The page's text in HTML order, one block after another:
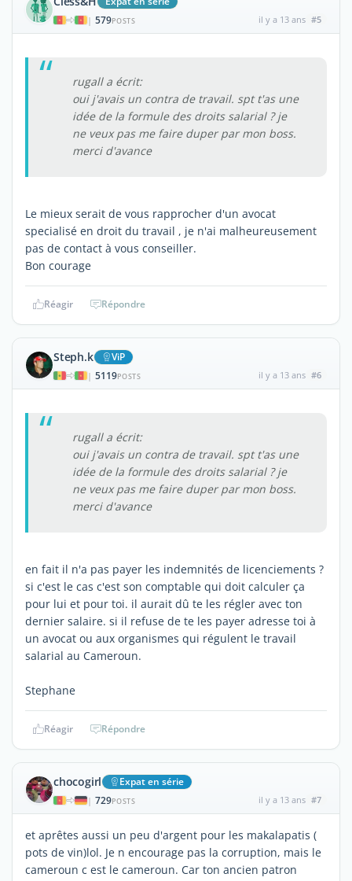
| 579POSTS il y a 13 ans #5
rugall a écrit:
oui j'avais un contra de travail. spt t'as une
idée de la formule des droits salarial ? je
ne veux pas me faire duper par mon boss.
merci d'avance
Le mieux serait de vous rapprocher d'un avocat
specialisé en droit du travail , je n'ai malheureusement
pas de contact à vous conseiller.
Bon courage
Réagir Répondre
Steph.k ViP
| 5119POSTS il y a 13 ans #6
rugall a écrit:
oui j'avais un contra de travail. spt t'as une
idée de la formule des droits salarial ? je
ne veux pas me faire duper par mon boss.
merci d'avance
en fait il n'a pas payer les indemnités de licenciements ?
si c'est le cas c'est son comptable qui doit calculer ça
pour lui et pour toi. il aurait dû te les régler avec ton
dernier salaire. si il refuse de te les payer adresse toi à
un avocat ou aux organismes qui régulent le travail
salarial au Cameroun.
Stephane
Réagir Répondre
chocogirl Expat en série
| 729POSTS il y a 13 ans #7
et aprêtes aussi un peu d'argent pour les makalapatis (
pots de vin)lol. Je n encourage pas la corruption, mais le
cameroun c est le cameroun. Car ton ancien patron